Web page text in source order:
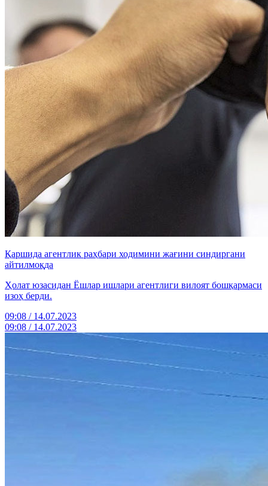
Қаршида агентлик раҳбари ходимини жағини синдиргани
айтилмоқда
Ҳолат юзасидан Ёшлар ишлари агентлиги вилоят бошқармаси
изоҳ берди.
09:08 / 14.07.2023
09:08 / 14.07.2023